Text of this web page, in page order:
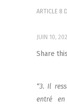
ARTICLE 8
JUIN 10,
Share
“3. Il
entré